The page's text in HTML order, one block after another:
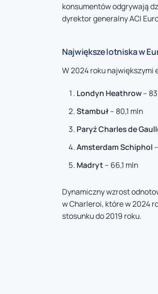
konsumentów odgrywają
dyrektor generalny ACI
Największe lotniska w
W 2024 roku największymi
Londyn Heathrow–
Stambuł– 80,1 mln
Paryż Charles de
Amsterdam Schiphol
Madryt – 66,1 mln
Dynamiczny wzrost
w Charleroi, które w 2024
stosunku do 2019 roku.